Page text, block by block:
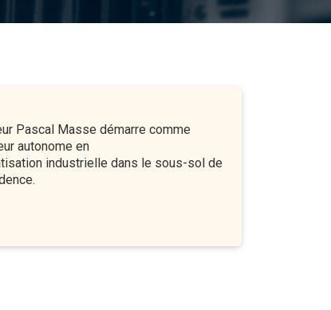
Pascal Masse démarre comme
autonome en
industrielle dans le sous-sol de